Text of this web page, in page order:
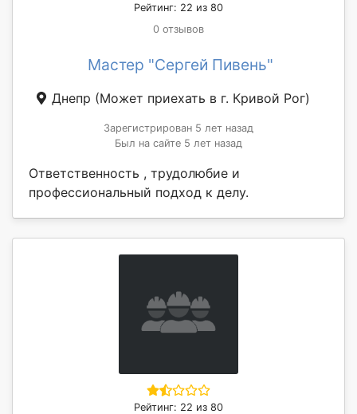
Рейтинг: 22 из 80
0 отзывов
Мастер "Сергей Пивень"
Днепр (Может приехать в г. Кривой Рог)
Зарегистрирован 5 лет назад
Был на сайте 5 лет назад
Ответственность , трудолюбие и
профессиональный подход к делу.
Рейтинг: 22 из 80